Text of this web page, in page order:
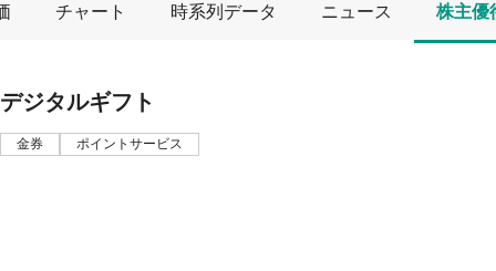
チャート 時系列データ ニュース 株主優
デジタルギフト
金券 ポイントサービス